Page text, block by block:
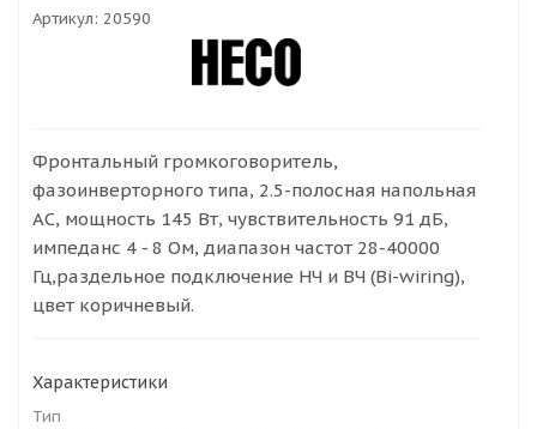
Артикул: 20590
Фронтальный громкоговоритель,
фазоинверторного типа, 2.5-полосная напольная
АС, мощность 145 Вт, чувствительность 91 дБ,
импеданс 4 - 8 Ом, диапазон частот 28-40000
Гц,раздельное подключение НЧ и ВЧ (Bi-wiring),
цвет коричневый.
Характеристики
Тип